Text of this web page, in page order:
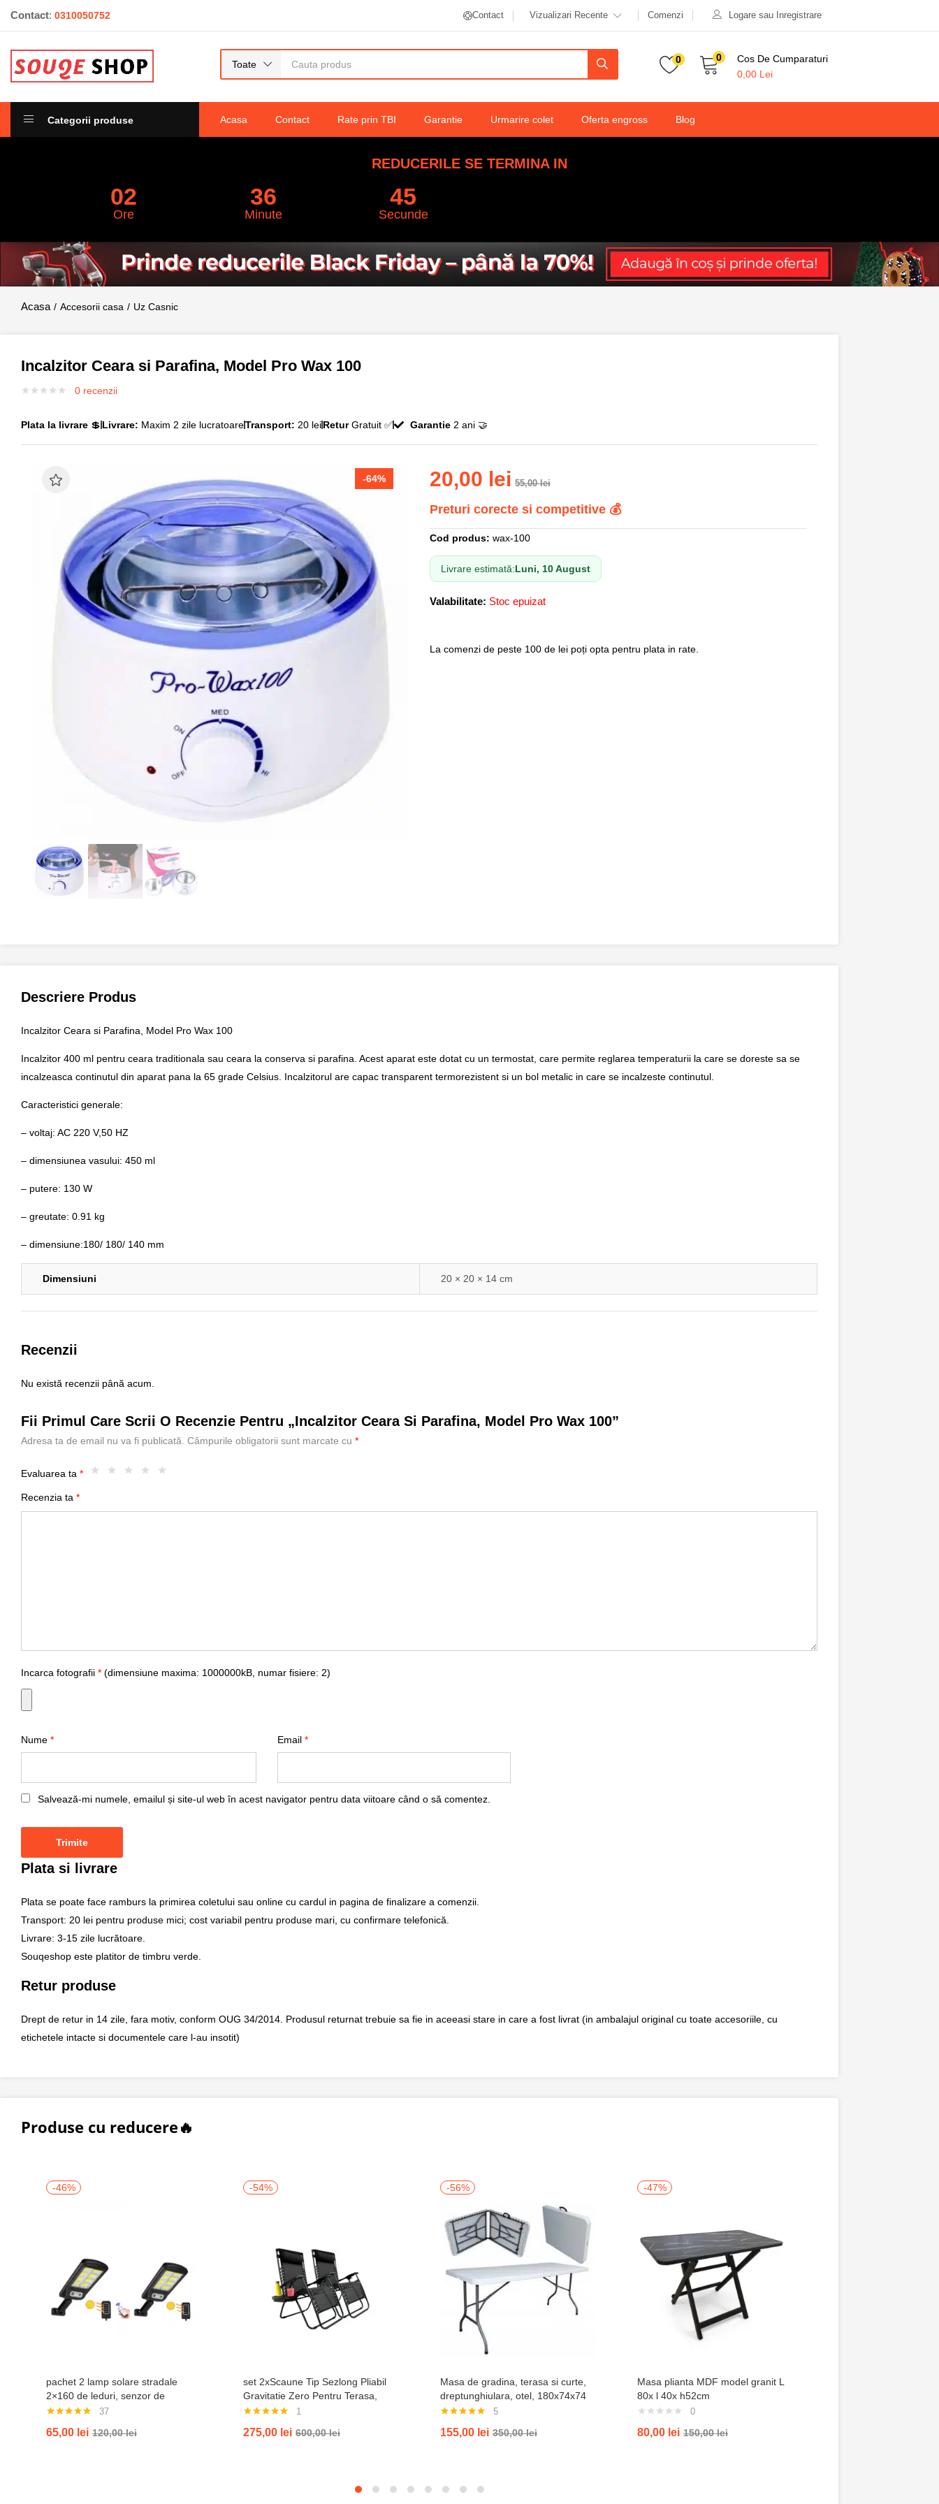
Contact: 0310050752 Contact Vizualizari Recente Comenzi Logare sau Inregistrare
Toate 0 0
Cos De Cumparaturi
0,00 Lei
Categorii produse Acasa Contact Rate prin TBI Garantie Urmarire colet Oferta engross Blog
REDUCERILE SE TERMINA IN
02
Ore
36
Minute
44
Secunde
Incalzitor Ceara si Parafina, Model Pro Wax 100
20,00
Valabilitate:Stoc epuizat
Accesorii casa Uz Casnic
Incalzitor Ceara si Parafina, Model Pro Wax 100
0 recenzii
Plata la livrare 💲 Livrare: Maxim 2 zile lucratoareTransport: 20 leiReturGratuit ✅ Garantie2 ani 🤝
-64% 20,00 lei 55,00lei
Preturi corecte si competitive 💰
Cod produs: wax-100
Livrare estimată:Luni, 10 August
Valabilitate: Stoc epuizat
La comenzi de peste 100 de lei poți opta pentru plata in rate.
Descriere Produs
Incalzitor Ceara si Parafina, Model Pro Wax 100
Incalzitor 400 ml pentru ceara traditionala sau ceara la conserva si parafina. Acest aparat este dotat cu un termostat, care permite reglarea temperaturii la care se doreste sa se
incalzeasca continutul din aparat pana la 65 grade Celsius. Incalzitorul are capac transparent termorezistent si un bol metalic in care se incalzeste continutul.
Caracteristici generale:
– voltaj: AC 220 V,50 HZ
– dimensiunea vasului: 450 ml
– putere: 130 W
– greutate: 0.91 kg
– dimensiune:180/ 180/ 140 mm
Dimensiuni 20 × 20 × 14 cm
Recenzii
Nu există recenzii până acum.
Fii Primul Care Scrii O Recenzie Pentru „Incalzitor Ceara Si Parafina, Model Pro Wax 100”
Adresa ta de email nu va fi publicată. Câmpurile obligatorii sunt marcate cu *
Evaluarea ta *
Recenzia ta *
Incarca fotografii * (dimensiune maxima: 1000000kB, numar fisiere: 2)
Nume * Email *
Salvează-mi numele, emailul și site-ul web în acest navigator pentru data viitoare când o să comentez.
Plata si livrare
Plata se poate face ramburs la primirea coletului sau online cu cardul in pagina de finalizare a comenzii.
Transport: 20 lei pentru produse mici; cost variabil pentru produse mari, cu confirmare telefonică.
Livrare: 3-15 zile lucrătoare.
Souqeshop este platitor de timbru verde.
Retur produse
Drept de retur in 14 zile, fara motiv, conform OUG 34/2014. Produsul returnat trebuie sa fie in aceeasi stare in care a fost livrat (in ambalajul original cu toate accesoriile, cu
etichetele intacte si documentele care l-au insotit)
Produse cu reducere🔥
-46%
pachet 2 lamp solare stradale
2×160 de leduri, senzor de
miscare
4.76din 5
37
65,00 lei 120,00lei
-54%
set 2xScaune Tip Sezlong Pliabil
Gravitatie Zero Pentru Terasa,
Gradina Sau Plaja , Tetiera, Suport
5.00din 5
1
275,00 lei 600,00lei
-56%
Masa de gradina, terasa si curte,
dreptunghiulara, otel, 180x74x74
cm, alba
5.00din 5
5
155,00 lei 350,00lei
-47%
Masa plianta MDF model granit L
80x l 40x h52cm
0
80,00 lei 150,00lei